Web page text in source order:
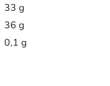
33 g
36 g
0,1 g